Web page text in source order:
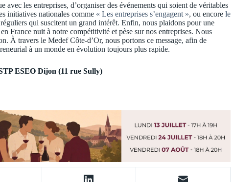
les entreprises, d’organiser des événements qui soient de véritables
initiatives nationales comme « Les entreprises s’engagent », ou encore le
qui suscitent un grand intérêt. Enfin, nous plaidons pour une
France nuit à notre compétitivité et pèse sur nos entreprises. Nous
À travers le Medef Côte-d’Or, nous portons ce message, afin de
à un monde en évolution toujours plus rapide.
ESEO Dijon (11 rue Sully)